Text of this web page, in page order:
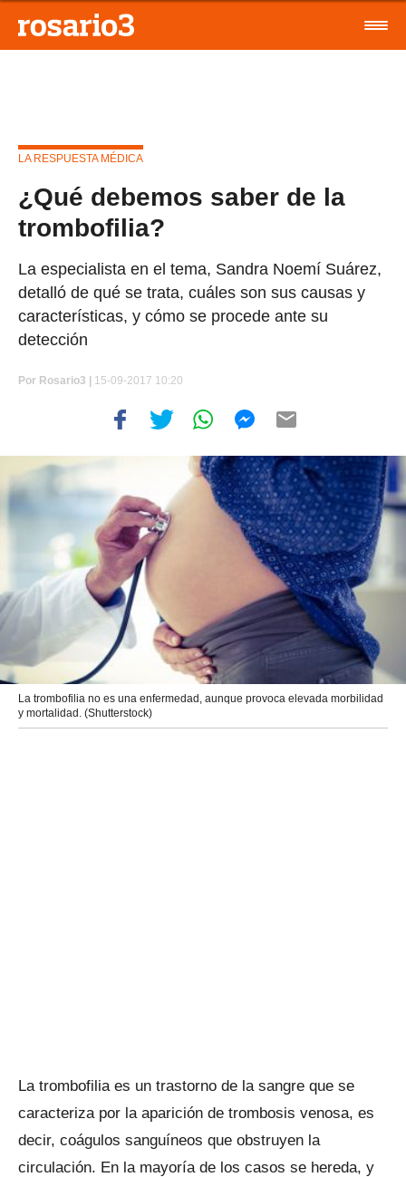
LA RESPUESTA MÉDICA
¿Qué debemos saber de la
trombofilia?
La especialista en el tema, Sandra Noemí Suárez,
detalló de qué se trata, cuáles son sus causas y
características, y cómo se procede ante su
detección
Por Rosario3 | 15-09-2017 10:20
La trombofilia no es una enfermedad, aunque provoca elevada morbilidad
y mortalidad. (Shutterstock)
La trombofilia es un trastorno de la sangre que se
caracteriza por la aparición de trombosis venosa, es
decir, coágulos sanguíneos que obstruyen la
circulación. En la mayoría de los casos se hereda, y